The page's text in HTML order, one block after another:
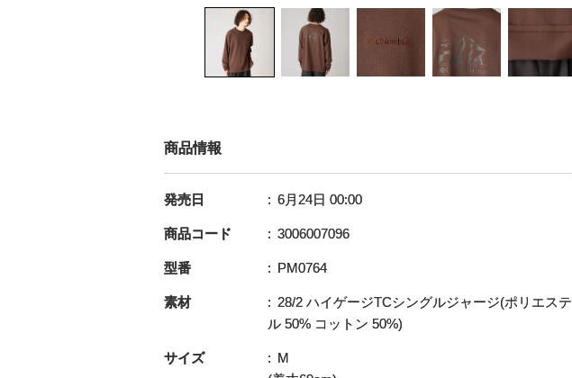
商品情報
発売日 6月24日 00:00
商品コード 3006007096
型番 PM0764
素材
28/2 ハイゲージTCシングルジャージ(ポリエステ
ル 50% コットン 50%)
サイズ
M